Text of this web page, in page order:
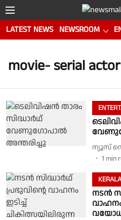
LATEST NEWS NEWSROOM
movie- serial actor
ന്യൂസ്
1 min
KERALA
നടൻ
വാഹനം